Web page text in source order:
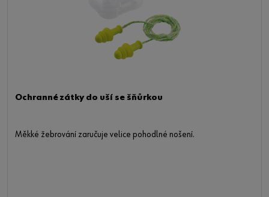
Ochranné zátky do uší se šňůrkou
Měkké žebrování zaručuje velice pohodlné nošení.